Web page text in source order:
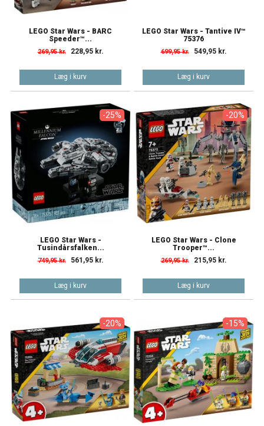
LEGO Star Wars - BARC
Speeder™...
269,95 kr. 228,95 kr.
Læg i kurv
LEGO Star Wars - Tantive IV™
75376
699,95 kr. 549,95 kr.
Læg i kurv
-25%
LEGO Star Wars -
Tusindårsfalken...
749,95 kr. 561,95 kr.
Læg i kurv
-20%
LEGO Star Wars - Clone
Trooper™...
269,95 kr. 215,95 kr.
Læg i kurv
-20% -15%